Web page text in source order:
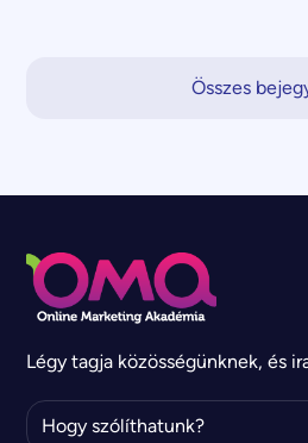
Összes
Légy tagja közösségünknek, és